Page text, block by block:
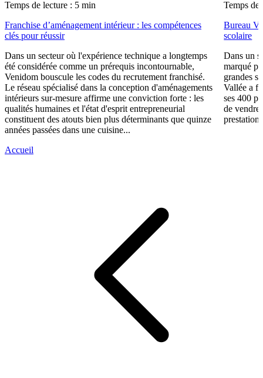
Temps de lecture : 5 min
Franchise d’aménagement intérieur : les compétences
clés pour réussir
Dans un secteur où l'expérience technique a longtemps
été considérée comme un prérequis incontournable,
Venidom bouscule les codes du recrutement franchisé.
Le réseau spécialisé dans la conception d'aménagements
intérieurs sur-mesure affirme une conviction forte : les
qualités humaines et l'état d'esprit entrepreneurial
constituent des atouts bien plus déterminants que quinze
années passées dans une cuisine...
Temps de
Bureau
scolaire
Dans un
marqué
grandes
Vallée a
ses 400
de vendre
Accueil